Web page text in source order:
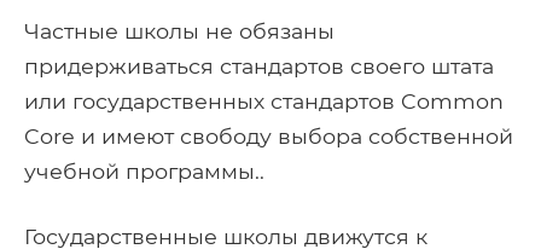
Частные школы не обязаны
придерживаться стандартов своего штата
или государственных стандартов Common
Core и имеют свободу выбора собственной
учебной программы..
Государственные школы движутся к